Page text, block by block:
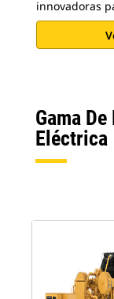
innovadoras
Gama
Eléctrica